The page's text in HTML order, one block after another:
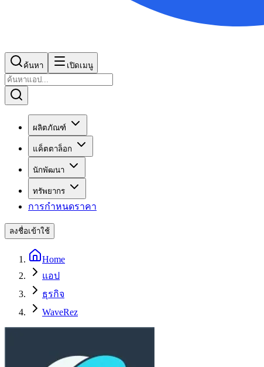
ค้นหา เปิดเมนู
ผลิตภัณฑ์
แค็ตตาล็อก
นักพัฒนา
ทรัพยากร
การกำหนดราคา
ลงชื่อเข้าใช้
Home
แอป
ธุรกิจ
WaveRez